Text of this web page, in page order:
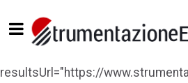
resultsUrl="https://